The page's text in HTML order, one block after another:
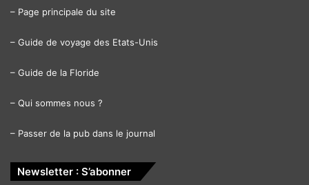
– Page principale du site
– Guide de voyage des Etats-Unis
– Guide de la Floride
– Qui sommes nous ?
– Passer de la pub dans le journal
Newsletter : S’abonner